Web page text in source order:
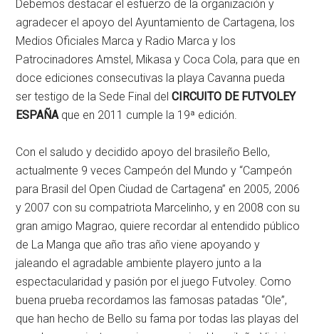
Debemos destacar el esfuerzo de la organización y
agradecer el apoyo del Ayuntamiento de Cartagena, los
Medios Oficiales Marca y Radio Marca y los
Patrocinadores Amstel, Mikasa y Coca Cola, para que en
doce ediciones consecutivas la playa Cavanna pueda
ser testigo de la Sede Final delCIRCUITO DE FUTVOLEY
ESPAÑAque en 2011 cumple la 19ª edición.
Con el saludo y decidido apoyo del brasileño Bello,
actualmente 9 veces Campeón del Mundo y “Campeón
para Brasil del Open Ciudad de Cartagena” en 2005, 2006
y 2007 con su compatriota Marcelinho, y en 2008 con su
gran amigo Magrao, quiere recordar al entendido público
de La Manga que año tras año viene apoyando y
jaleando el agradable ambiente playero junto a la
espectacularidad y pasión por el juego Futvoley. Como
buena prueba recordamos las famosas patadas “Ole”,
que han hecho de Bello su fama por todas las playas del